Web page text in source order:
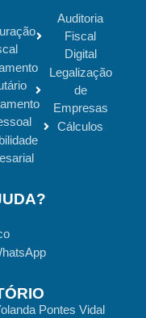
Auditoria
Fiscal
Digital
Legalização
de
Empresas
Cálculos
Pontes Vidal